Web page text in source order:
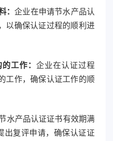
：企业在申请节水产品认
以确保认证过程的顺利进
工作： 企业在认证过程
工作，确保认证工作的顺
水产品认证证书有效期满
出复评申请，确保认证证